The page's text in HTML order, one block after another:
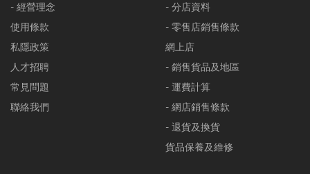
- 經營理念
使用條款
私隱政策
人才招聘
常見問題
聯絡我們
- 分店資料
- 零售店銷售條款
網上店
- 銷售貨品及地區
- 運費計算
- 網店銷售條款
- 退貨及換貨
貨品保養及維修